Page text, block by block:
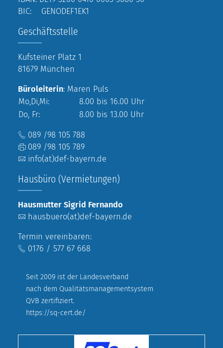
BIC: GENODEF1EK1
Geschäftsstelle
Kufsteiner Platz 1
81679 München
Büroleiterin: Maren Puls
Mo,Di,Mi:
8.00 bis 16.00 Uhr
Do, Fr:
8.00 bis 13.00 Uhr
089 /98 105 788
089 /98 105 789
info(at)def-bayern.de
Hausbüro (Vermietungen)
Hausmutter Sigrid Fernando
hausbuero(at)def-bayern.de
Termin vereinbaren:
0176 / 577 67 668
Seit 2009 ist der Landesverband
nach dem Qualitätsmanagementsystem
QVB zertifiziert.
https://sq-cert.de/